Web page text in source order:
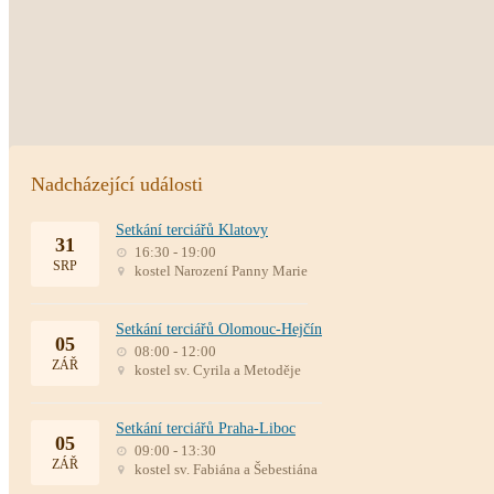
Nadcházející události
31
SRP
Setkání terciářů Klatovy
16:30 - 19:00
kostel Narození Panny Marie
05
ZÁŘ
Setkání terciářů Olomouc-Hejčín
08:00 - 12:00
kostel sv. Cyrila a Metoděje
05
ZÁŘ
Setkání terciářů Praha-Liboc
09:00 - 13:30
kostel sv. Fabiána a Šebestiána